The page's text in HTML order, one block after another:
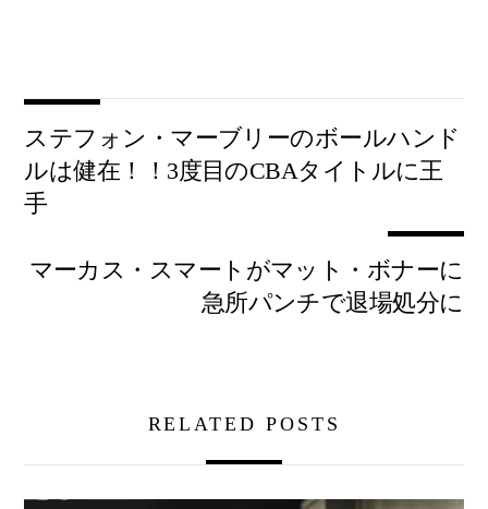
ステフォン・マーブリーのボールハンド
ルは健在！！3度目のCBAタイトルに王
手
マーカス・スマートがマット・ボナーに
急所パンチで退場処分に
RELATED POSTS